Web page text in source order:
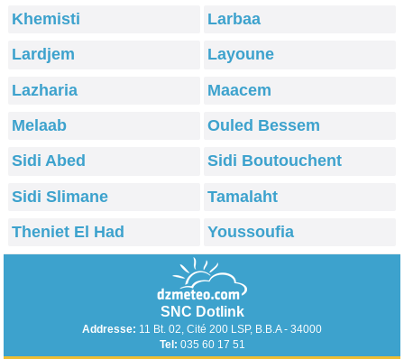
Khemisti
Larbaa
Lardjem
Layoune
Lazharia
Maacem
Melaab
Ouled Bessem
Sidi Abed
Sidi Boutouchent
Sidi Slimane
Tamalaht
Theniet El Had
Youssoufia
SNC Dotlink
Addresse: 11 Bt. 02, Cité 200 LSP, B.B.A - 34000
Tel: 035 60 17 51